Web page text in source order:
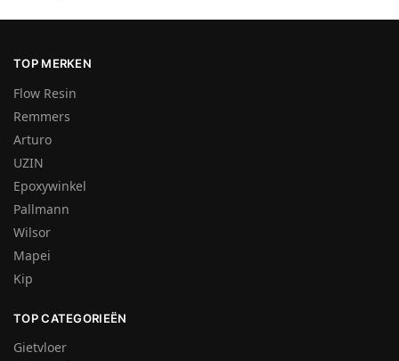
TOP MERKEN
Flow Resin
Remmers
Arturo
UZIN
Epoxywinkel
Pallmann
Wilsor
Mapei
Kip
TOP CATEGORIEËN
Gietvloer